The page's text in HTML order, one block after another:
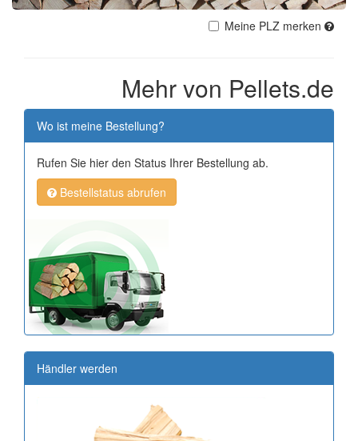
Meine PLZ merken
Mehr von Pellets.de
Wo ist meine Bestellung?
Rufen Sie hier den Status Ihrer Bestellung ab.
Bestellstatus abrufen
Händler werden